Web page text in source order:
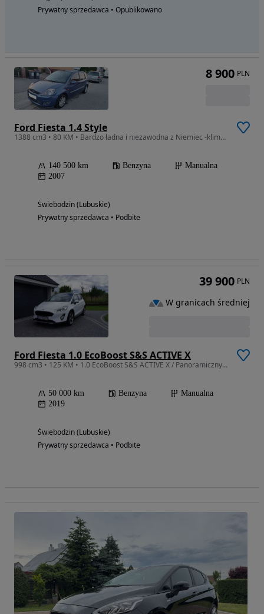
Prywatny sprzedawca • Opublikowano
Ford Fiesta 1.4 Style
1388 cm3 • 80 KM • Bardzo ładna i niezawodna z Niemiec -klimatyzacja sprawna
140 500 km Benzyna
Manualna
2007
Świebodzin (Lubuskie)
Prywatny sprzedawca • Podbite
8 900 PLN
Ford Fiesta 1.0 EcoBoost S&S ACTIVE X
998 cm3 • 125 KM • 1.0 EcoBoost S&S ACTIVE X / Panoramiczny Dach.
50 000 km Benzyna
Manualna
2019
Świebodzin (Lubuskie)
Prywatny sprzedawca • Podbite
39 900 PLN
W granicach średniej